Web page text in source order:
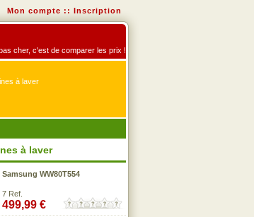
Mon compte :: Inscription
cher, c'est de comparer les prix !
à laver
à laver
Samsung WW80T554
7 Ref.
499,99 €